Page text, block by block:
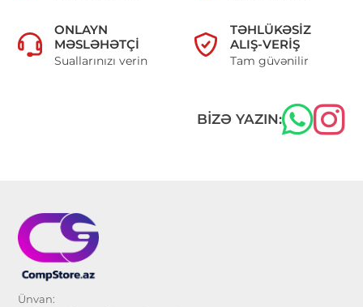
ONLAYN
MƏSLƏHƏTÇI
Suallarınızı verin
TƏHLÜKƏSIZ
ALIŞ-VERIŞ
Tam güvənilir
BIZƏ YAZIN:
Ünvan: